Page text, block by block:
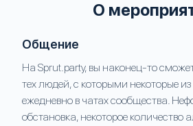
О
Общение
На Sprut.party, вы наконец-то
тех людей, с которыми некоторые
ежедневно в чатах сообщества.
обстановка, некоторое количество